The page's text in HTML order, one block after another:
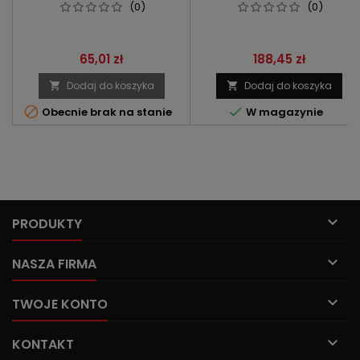
(0)
Cena
65,01 zł
 Dodaj do koszyka
 Obecnie brak na stanie
(0)
Cena
188,45 zł
 Dodaj do koszyka
 W magazynie
PRODUKTY 
NASZA FIRMA 
TWOJE KONTO 
KONTAKT 